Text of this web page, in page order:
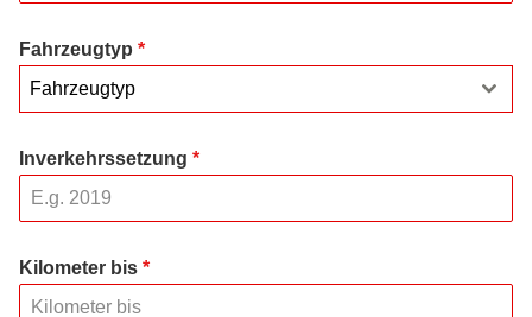
Fahrzeugtyp *
Fahrzeugtyp
Inverkehrssetzung *
Kilometer bis *